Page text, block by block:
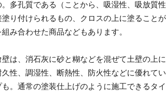
。多孔質である（ことから、吸湿性、吸放質
塗り付けられるもの、クロスの上に塗ること
み合わせた商品などもあります。
壁は、消石灰に砂と糊などを混ぜて土壁の上
性、調湿性、断熱性、防火性などに優れて
も。通常の塗装仕上げのように施工できるタ